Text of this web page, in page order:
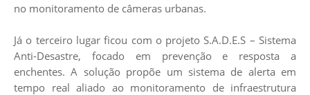
no monitoramento de câmeras urbanas.
Já o terceiro lugar ficou com o projeto S.A.D.E.S – Sistema
Anti-Desastre, focado em prevenção e resposta a
enchentes. A solução propõe um sistema de alerta em
tempo real aliado ao monitoramento de infraestrutura